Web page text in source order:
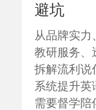
避坑
从品牌实力
教研服务、
拆解流利说
系统提升英
需要督学陪